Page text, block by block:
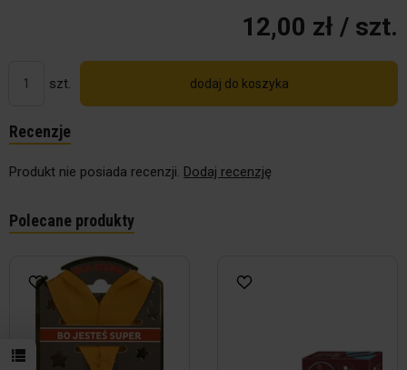
12,00 zł / szt.
szt. dodaj do koszyka
Recenzje
Produkt nie posiada recenzji. Dodaj recenzję
Polecane produkty